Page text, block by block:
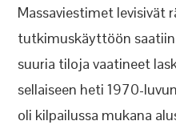
Massaviestimet levisivät
tutkimuskäyttöön
suuria tiloja vaatineet
sellaiseen heti 1970-
oli kilpailussa mukana